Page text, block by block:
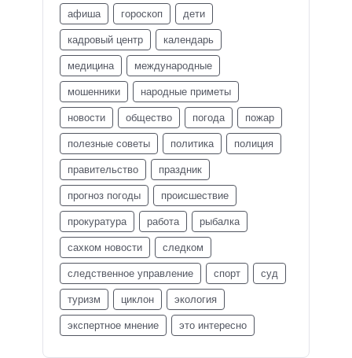
афиша гороскоп дети
кадровый центр календарь
медицина международные
мошенники народные приметы
новости общество погода пожар
полезные советы политика полиция
правительство праздник
прогноз погоды происшествие
прокуратура работа рыбалка
сахком новости следком
следственное управление спорт суд
туризм циклон экология
экспертное мнение это интересно